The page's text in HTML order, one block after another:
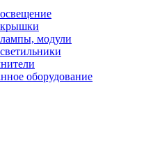
модули
оборудование